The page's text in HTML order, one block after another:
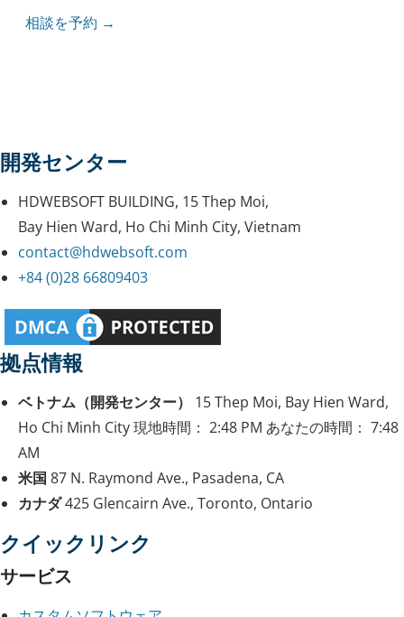
相談を予約 →
開発センター
HDWEBSOFT BUILDING, 15 Thep Moi,
Bay Hien Ward, Ho Chi Minh City, Vietnam
contact@hdwebsoft.com
+84 (0)28 66809403
拠点情報
ベトナム（開発センター）
15 Thep Moi, Bay Hien Ward,
Ho Chi Minh City現地時間： 2:48 PM あなたの時間： 7:48
AM
米国 87 N. Raymond Ave., Pasadena, CA
カナダ425 Glencairn Ave., Toronto, Ontario
クイックリンク
サービス